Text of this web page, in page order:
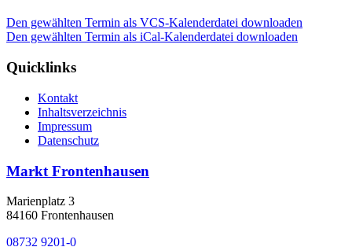
Den gewählten Termin als VCS-Kalenderdatei downloaden
Den gewählten Termin als iCal-Kalenderdatei downloaden
Quicklinks
Kontakt
Inhaltsverzeichnis
Impressum
Datenschutz
Markt Frontenhausen
Marienplatz 3
84160 Frontenhausen
08732 9201-0